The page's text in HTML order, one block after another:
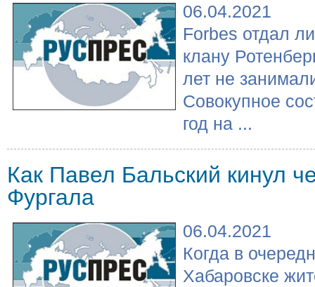
06.04.2021
Forbes отдал
клану
лет не
Совокупное
год на ...
Как Павел Бальский кинул
Фургала
06.04.2021
Когда в
Хабаровске